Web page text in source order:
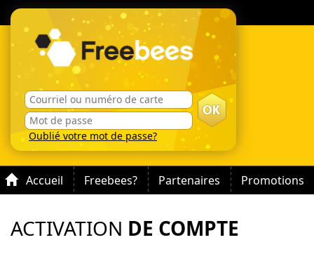
Oublié votre mot de passe?
Accueil Freebees? Partenaires Promotions
ACTIVATION DE COMPTE